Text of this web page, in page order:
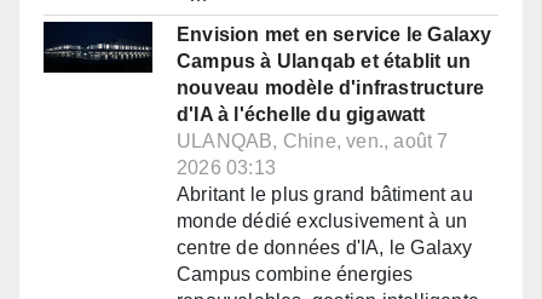
Envision met en service le Galaxy
Campus à Ulanqab et établit un
nouveau modèle d'infrastructure
d'IA à l'échelle du gigawatt
ULANQAB, Chine, ven., août 7
2026 03:13
Abritant le plus grand bâtiment au
monde dédié exclusivement à un
centre de données d'IA, le Galaxy
Campus combine énergies